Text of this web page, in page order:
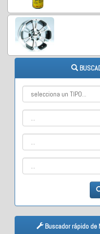
Buscador rápido de